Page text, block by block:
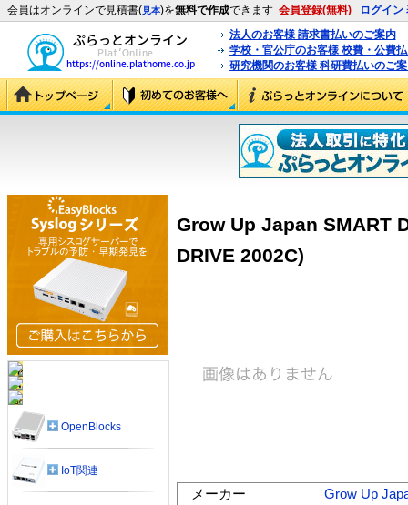
会員はオンラインで見積書(見本)を無料で作成できます 会員登録(無料) ログイン
法人のお客様 請求書払いのご案内
学校・官公庁のお客様 校費・公費
研究機関のお客様 科研費払いのご
Grow Up Japan SMART
DRIVE 2002C)
メーカー
Grow Up
OpenBlocks
IoT関連